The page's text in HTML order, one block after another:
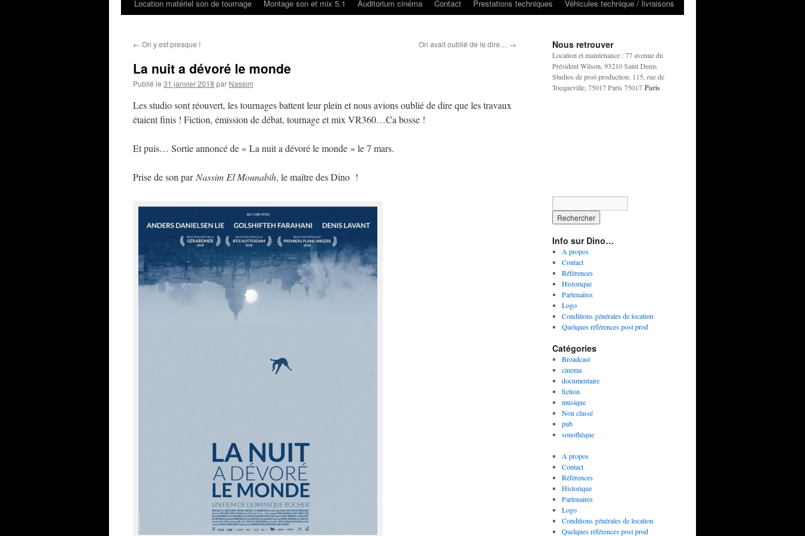
Location matériel son de tournage Montage son et mix 5.1 Auditorium cinéma Contact Prestations techniques Véhicules technique / livraisons
← On y est presque ! On avait oublié de le dire… →
La nuit a dévoré le monde
Publié le 31 janvier 2018 par Nassim
Les studio sont réouvert, les tournages battent leur plein et nous avions oublié de dire que les travaux
étaient finis ! Fiction, émission de débat, tournage et mix VR360…Ca bosse !
Et puis… Sortie annoncé de « La nuit a dévoré le monde » le 7 mars.
Prise de son par Nassim El Mounabih, le maître des Dino !
Nous retrouver
Location et maintenance : 77 avenue du
Président Wilson, 93210 Saint Denis
Studios de post-production. 115, rue de
Tocqueville, 75017 Paris 75017 Paris
Info sur Dino…
A propos
Contact
Références
Historique
Partenaires
Logo
Conditions générales de location
Quelques références post prod
Catégories
Broadcast
cinema
documentaire
fiction
musique
Non classé
pub
sonothèque
A propos
Contact
Références
Historique
Partenaires
Logo
Conditions générales de location
Quelques références post prod